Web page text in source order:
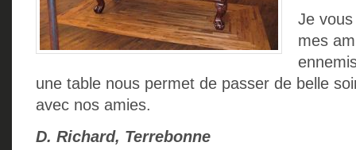
Je
mes
une table nous permet de passer de belle
avec nos amies.
D. Richard, Terrebonne